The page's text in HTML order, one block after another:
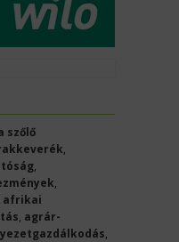
szőlő
,
,
,
afrikai
, agrár-
,